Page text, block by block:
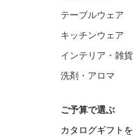
テーブルウェア
キッチンウェア
インテリア・雑貨
洗剤・アロマ
ご予算で選ぶ
カタログギフト